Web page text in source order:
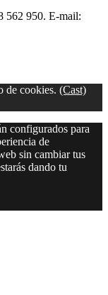
562 950. E-mail:
de cookies. (Cast)
configurados para
de
sin cambiar tus
dando tu